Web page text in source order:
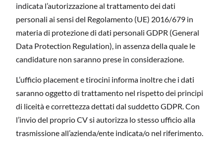
indicata l’autorizzazione al trattamento dei dati
personali ai sensi del Regolamento (UE) 2016/679 in
materia di protezione di dati personali GDPR (General
Data Protection Regulation), in assenza della quale le
candidature non saranno prese in considerazione.
L’ufficio placement e tirocini informa inoltre che i dati
saranno oggetto di trattamento nel rispetto dei principi
di liceità e correttezza dettati dal suddetto GDPR. Con
l’invio del proprio CV si autorizza lo stesso ufficio alla
trasmissione all’azienda/ente indicata/o nel riferimento.